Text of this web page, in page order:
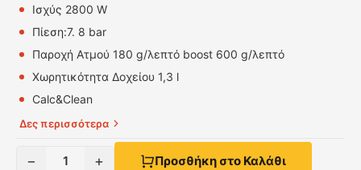
Ισχύς 2800 W
Πίεση:7. 8 bar
Παροχή Ατμού 180 g/λεπτό boost 600 g/λεπτό
Χωρητικότητα Δοχείου 1,3 l
Calc&Clean
Δες περισσότερα
− 1 + Προσθήκη στο Καλάθι